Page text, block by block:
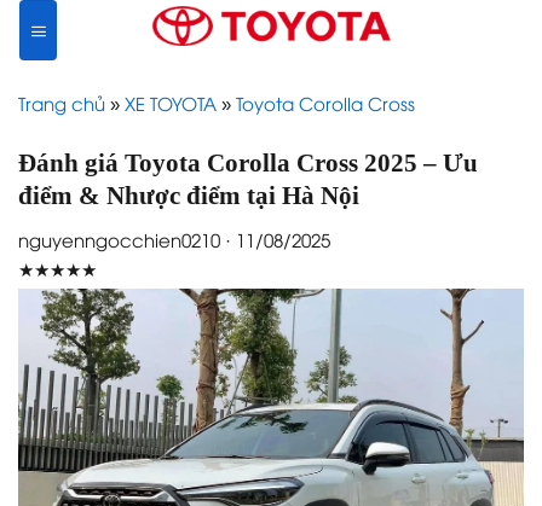
content
Trang chủ » XE TOYOTA » Toyota Corolla Cross
Đánh giá Toyota Corolla Cross 2025 – Ưu
điểm & Nhược điểm tại Hà Nội
nguyenngocchien0210 · 11/08/2025
★★★★★